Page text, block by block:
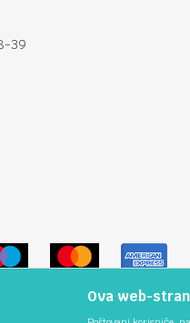
39
Ova web-